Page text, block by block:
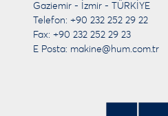
Gaziemir - İzmir - TÜRKİYE
Telefon: +90 232 252 29 22
Fax: +90 232 252 29 23
E Posta: makine@hum.com.tr